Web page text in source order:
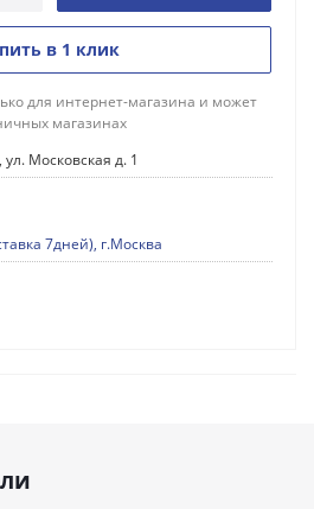
в 1 клик
для интернет-магазина и может
магазинах
Московская д. 1
7дней), г.Москва